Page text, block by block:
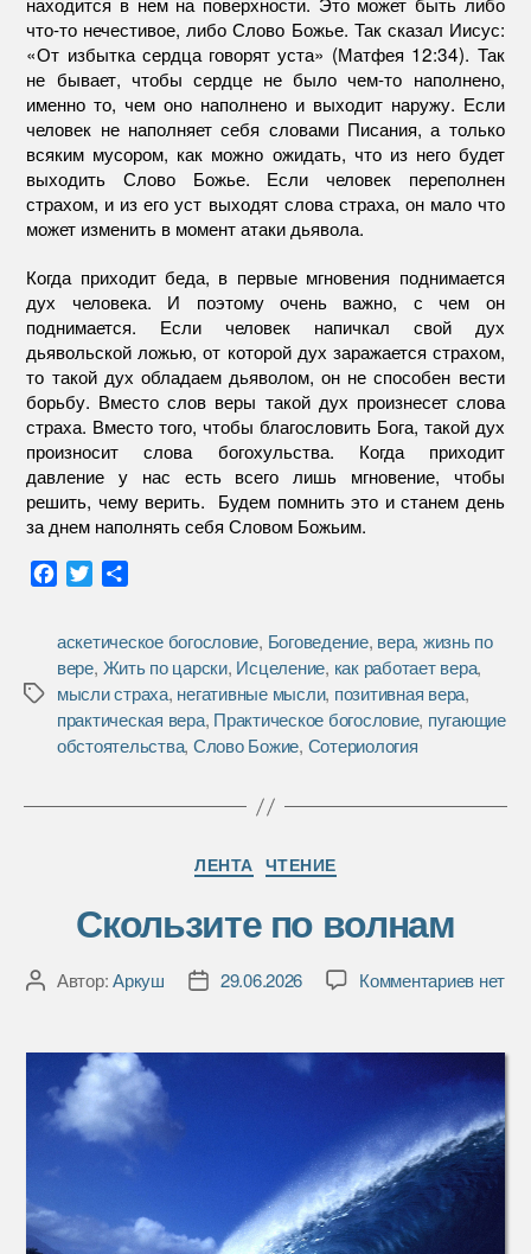
что-то нечестивое, либо Слово Божье. Так сказал Иисус:
«От избытка сердца говорят уста» (Матфея 12:34). Так
не бывает, чтобы сердце не было чем-то наполнено,
именно то, чем оно наполнено и выходит наружу. Если
человек не наполняет себя словами Писания, а только
всяким мусором, как можно ожидать, что из него будет
выходить Слово Божье. Если человек переполнен
страхом, и из его уст выходят слова страха, он мало что
может изменить в момент атаки дьявола.
Когда приходит беда, в первые мгновения поднимается
дух человека. И поэтому очень важно, с чем он
поднимается. Если человек напичкал свой дух
дьявольской ложью, от которой дух заражается страхом,
то такой дух обладаем дьяволом, он не способен вести
борьбу. Вместо слов веры такой дух произнесет слова
страха. Вместо того, чтобы благословить Бога, такой дух
произносит слова богохульства. Когда приходит
давление у нас есть всего лишь мгновение, чтобы
решить, чему верить. Будем помнить это и станем день
за днем наполнять себя Словом Божьим.
e
b
o
o
k
t
t
e
r
р
а
в
и
т
Метки
аскетическое богословие, Боговедение, вера, жизнь по
вере, Жить по царски, Исцеление, как работает вера,
мысли страха, негативные мысли, позитивная вера,
практическая вера, Практическое богословие, пугающие
обстоятельства, Слово Божие, Сотериология
Рубрики
ЛЕНТА ЧТЕНИЕ
Скользите по волнам
АвторАвтор:Аркуш
Дата29.06.2026 Комментариевк
по
волнам
нет